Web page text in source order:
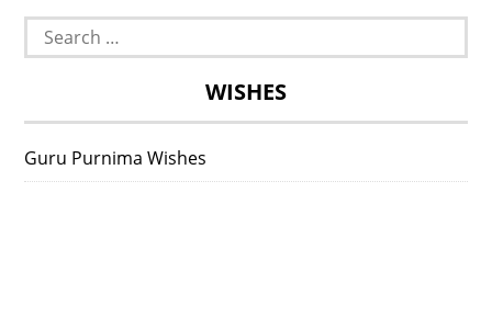
Search
for:
WISHES
Guru Purnima Wishes